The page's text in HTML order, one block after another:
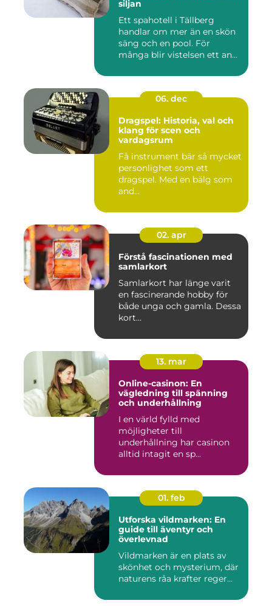
siljan
Ett spahotell i Tällberg
handlar om mer än en skön
säng och en pool. För
många blir vistelsen ett an...
06. dec
Dragspel: Historia, val och
klang för scen och
vardagsrum
Få instrument bär så mycket
personlighet som ett
dragspel. Med en bälg som
and...
02. apr
Förstå fascinationen med
samlarkort
Samlarkort har länge varit
en fascinerande hobby för
både unga och gamla. Dessa
kort...
13. mar
Online-casinon: En
vägledning till spänning
och underhållning
I en värld fylld med
möjligheter till
underhållning har casinon
alltid intagit en sp...
01. feb
Utforska vildmarken: En
guide till äventyr och
överlevnad
Vildmarken är en plats av
skönhet och mysterium, där
naturens råa krafter reger...